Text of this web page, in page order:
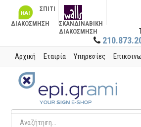
ΣΠΙΤΙ
ΔΙΑΚΟΣΜΗΣΗ
ΣΚΑΝΔΙΝΑΒΙΚΗ
ΔΙΑΚΟΣΜΗΣΗ
Αρχική Εταιρία Υπηρεσίες